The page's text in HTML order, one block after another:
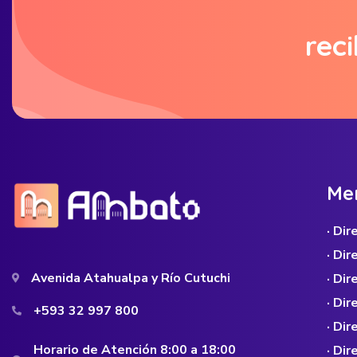
Avenida Atahualpa y Río Cutuchi
+593 32 997 800
Horario de Atención 8:00 a 18:00
Me
·
·
·
·
·
·